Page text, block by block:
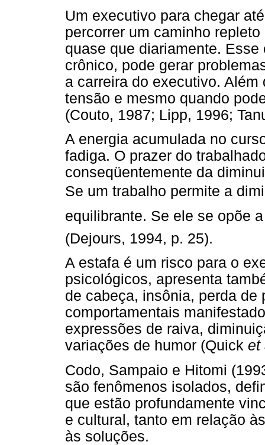
Um executivo para chegar
percorrer um caminho
quase que diariamente.
crônico, pode gerar
a carreira do executivo.
tensão e mesmo quando
(Couto, 1987; Lipp, 1996;
A energia acumulada no
fadiga. O prazer do
conseqüentemente da
Se um trabalho permite a
equilibrante. Se ele se opõe
(Dejours, 1994, p. 25).
A estafa é um risco para o
psicológicos, apresenta
de cabeça, insônia, perda de
comportamentais
expressões de raiva,
variações de humor (Quick et
Codo, Sampaio e Hitomi
são fenômenos isolados,
que estão profundamente
e cultural, tanto em relação
às soluções.